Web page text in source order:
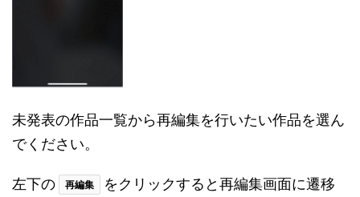
未発表の作品一覧から再編集を行いたい作品を選ん
でください。
左下の 再編集
をクリックすると再編集画面に遷移